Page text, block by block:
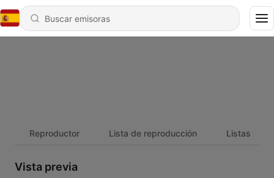
Reproductor Lista de reproducción Listas
Vista previa